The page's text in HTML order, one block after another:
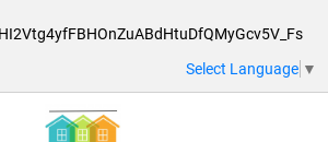
Select Language ▼